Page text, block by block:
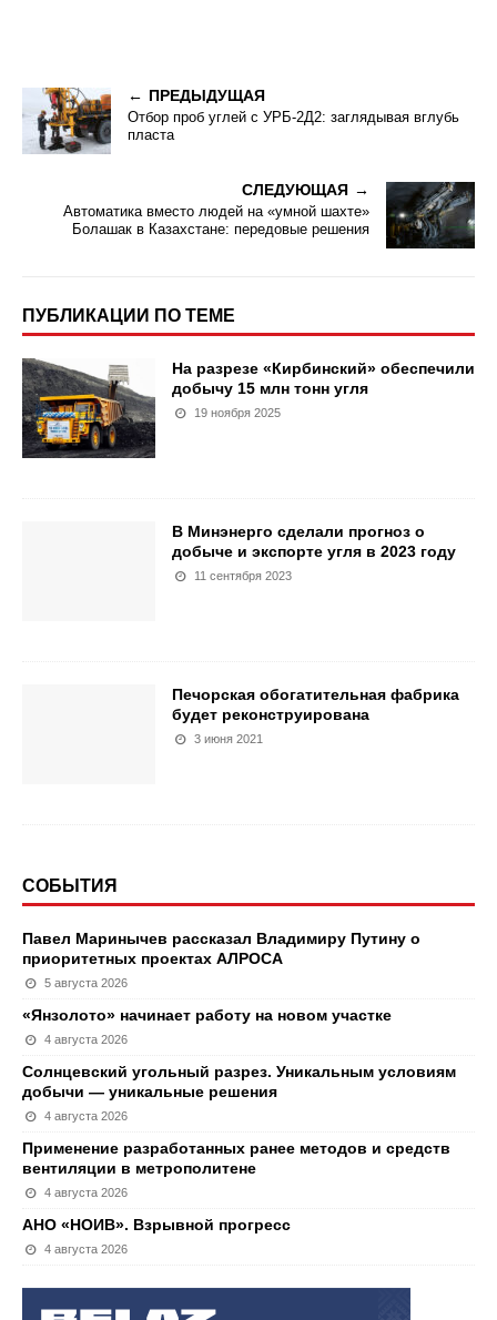
ПРЕДЫДУЩАЯ
Отбор проб углей с УРБ-2Д2: заглядывая вглубь
пласта
СЛЕДУЮЩАЯ
Автоматика вместо людей на «умной шахте»
Болашак в Казахстане: передовые решения
ПУБЛИКАЦИИ ПО ТЕМЕ
На разрезе «Кирбинский» обеспечили
добычу 15 млн тонн угля
19 ноября 2025
В Минэнерго сделали прогноз о
добыче и экспорте угля в 2023 году
11 сентября 2023
Печорская обогатительная фабрика
будет реконструирована
3 июня 2021
СОБЫТИЯ
Павел Маринычев рассказал Владимиру Путину о
приоритетных проектах АЛРОСА
5 августа 2026
«Янзолото» начинает работу на новом участке
4 августа 2026
Солнцевский угольный разрез. Уникальным условиям
добычи — уникальные решения
4 августа 2026
Применение разработанных ранее методов и средств
вентиляции в метрополитене
4 августа 2026
АНО «НОИВ». Взрывной прогресс
4 августа 2026